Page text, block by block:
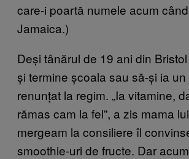
care-i poartă numele acum
Jamaica.)
Deși tânărul de 19 ani din
și termine școala sau să-și ia un
renunțat la regim. „Ia vitamine,
rămas cam la fel”, a zis mama
mergeam la consiliere îl
smoothie-uri de fructe. Dar